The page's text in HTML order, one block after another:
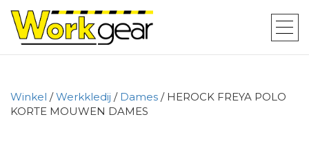
Winkel /Werkkledij / Dames / HEROCK FREYA POLO
KORTE MOUWEN DAMES